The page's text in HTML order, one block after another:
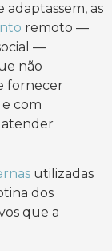
adaptassem, as
remoto —
—
não
fornecer
com
atender
utilizadas
dos
que a